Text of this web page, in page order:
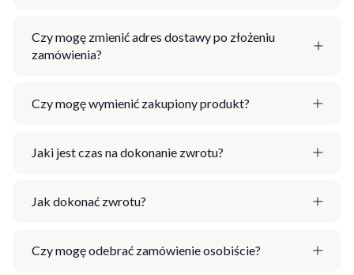
Czy mogę zmienić adres dostawy po złożeniu
zamówienia?
Czy mogę wymienić zakupiony produkt?
Jaki jest czas na dokonanie zwrotu?
Jak dokonać zwrotu?
Czy mogę odebrać zamówienie osobiście?